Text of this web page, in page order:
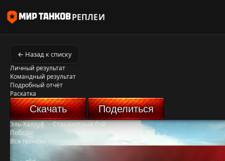
РЕПЛЕИ
← Назад к списку
Личный результат
Командный результат
Подробный отчёт
Раскатка
Скачать Поделиться
Эль-Халлуф-Стандартный бой
Победа!
Вся техника противника уничтожена